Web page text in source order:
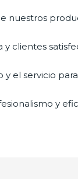
nuestros
clientes
y el servicio para
y